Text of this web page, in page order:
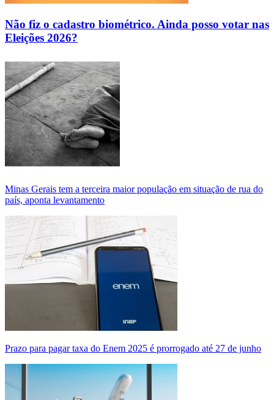
Não fiz o cadastro biométrico. Ainda posso votar nas
Eleições 2026?
Minas Gerais tem a terceira maior população em situação de rua do
país, aponta levantamento
Prazo para pagar taxa do Enem 2025 é prorrogado até 27 de junho